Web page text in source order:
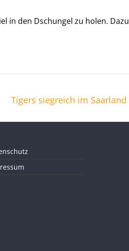
in den Dschungel zu holen. Dazu
Tigers siegreich im Saarland